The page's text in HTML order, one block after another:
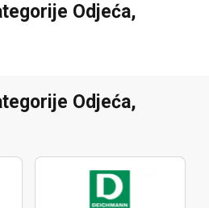
Odjeća,
Odjeća,